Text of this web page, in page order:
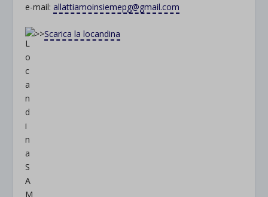
e-mail:allattiamoinsiemepg@gmail.com
>>Scarica la locandina